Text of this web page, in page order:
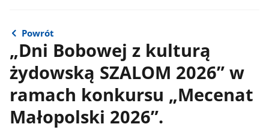
Powrót
„Dni Bobowej z kulturą
żydowską SZALOM 2026” w
ramach konkursu „Mecenat
Małopolski 2026”.